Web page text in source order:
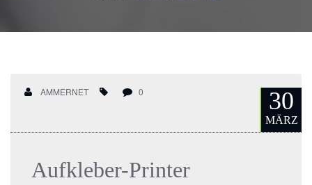
AMMERNET 0 30
MÄRZ
Aufkleber-Printer